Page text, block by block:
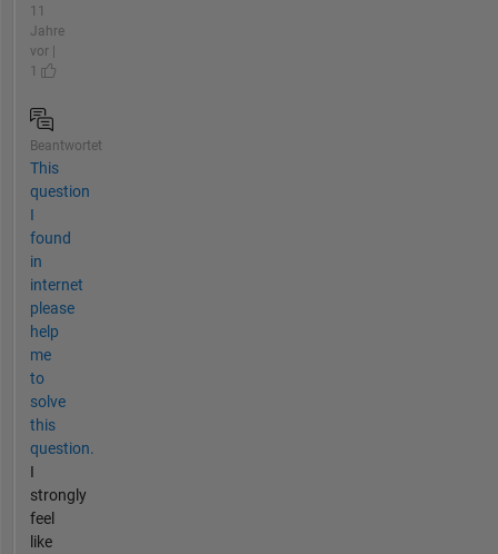
11
Jahre
vor |
1
Beantwortet
This
question
I
found
in
internet
please
help
me
to
solve
this
question.
I
strongly
feel
like